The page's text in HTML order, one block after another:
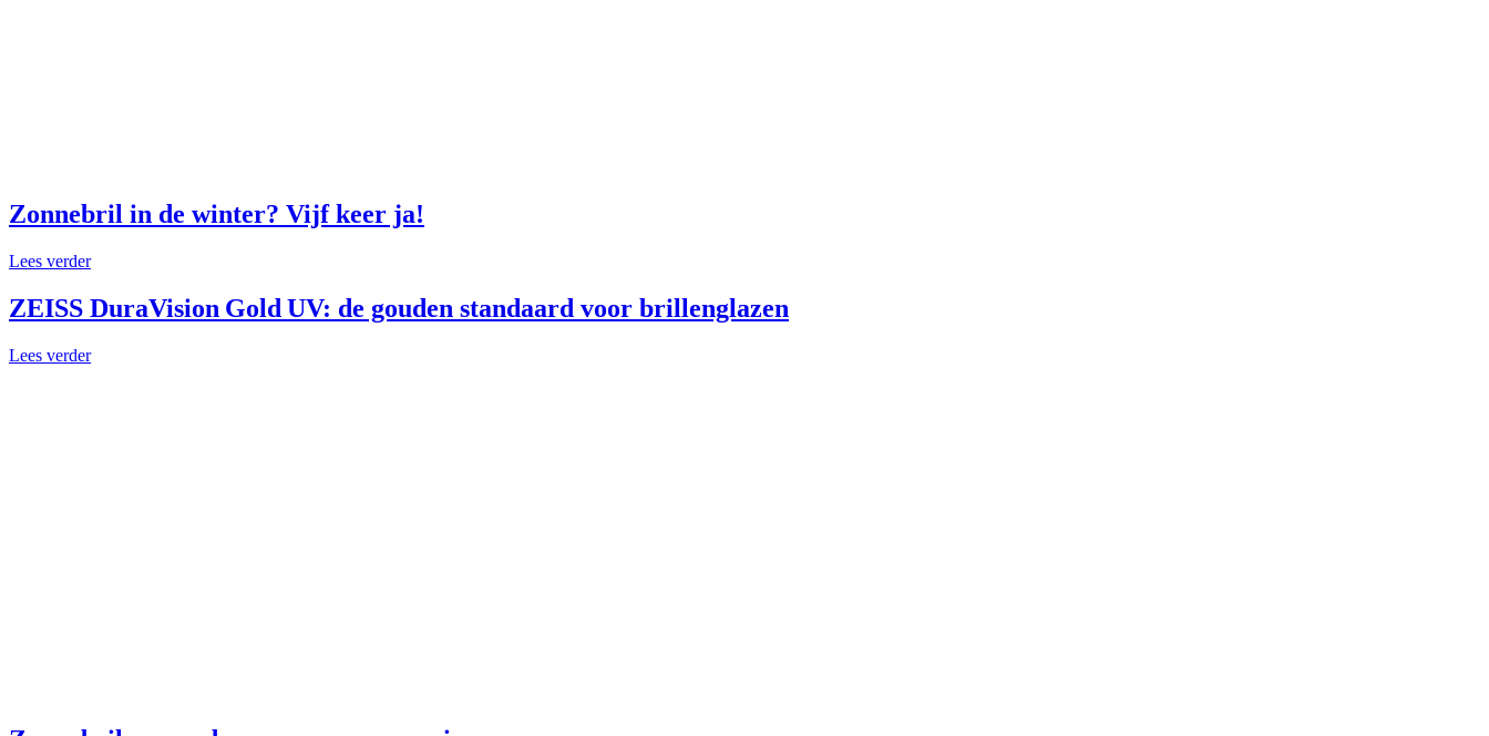
Zonnebril in de winter? Vijf keer ja!
Lees verder
ZEISS DuraVision Gold UV: de gouden standaard voor brillenglazen
Lees verder